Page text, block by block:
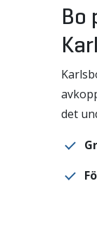
Bo
det